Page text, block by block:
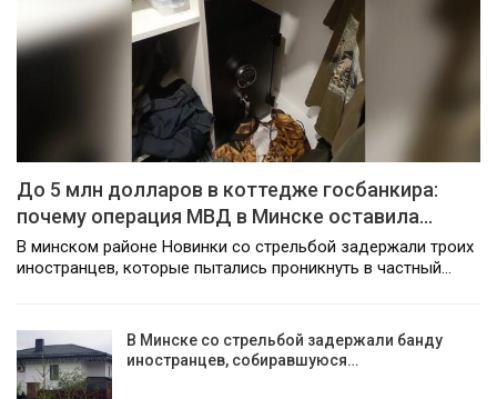
До 5 млн долларов в коттедже госбанкира:
почему операция МВД в Минске оставила…
В минском районе Новинки со стрельбой задержали троих
иностранцев, которые пытались проникнуть в частный…
В Минске со стрельбой задержали банду
иностранцев, собиравшуюся…